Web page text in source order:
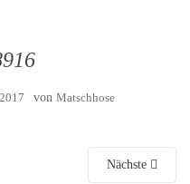
von Matschhose
Nächste